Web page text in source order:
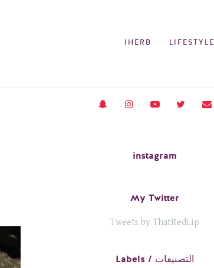
IHERB LIFESTYLE
instagram
My Twitter
Tweets by ThatRedLip
Labels / التصنيفات